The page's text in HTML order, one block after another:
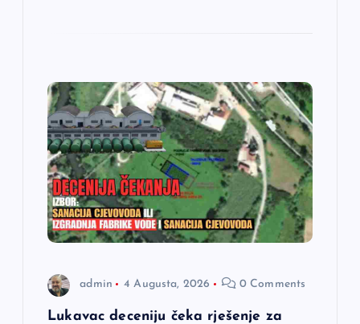
admin 4 Augusta, 2026 0 Comments
Lukavac deceniju čeka rješenje za